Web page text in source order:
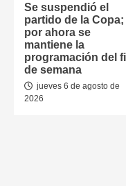
Se suspendió el
partido de la Copa;
por ahora se
mantiene la
programación del
de semana
jueves 6 de agosto de
2026